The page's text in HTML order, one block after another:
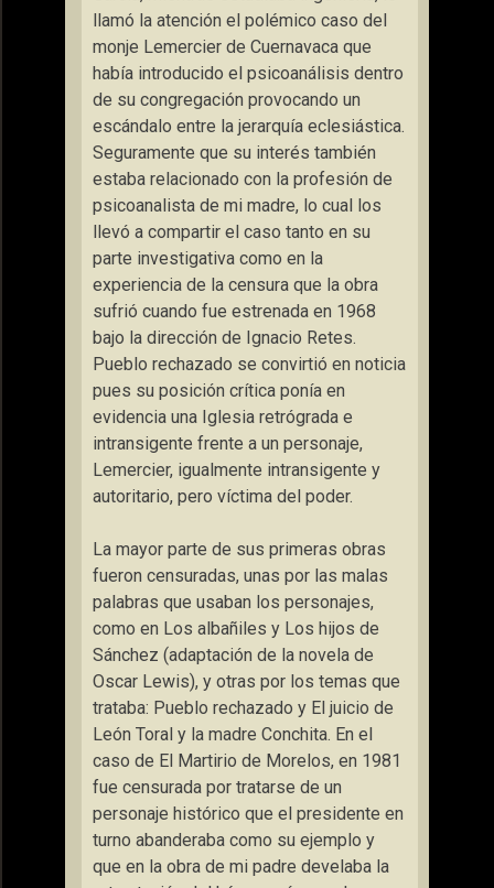
llamó la atención el polémico caso del
monje Lemercier de Cuernavaca que
había introducido el psicoanálisis dentro
de su congregación provocando un
escándalo entre la jerarquía eclesiástica.
Seguramente que su interés también
estaba relacionado con la profesión de
psicoanalista de mi madre, lo cual los
llevó a compartir el caso tanto en su
parte investigativa como en la
experiencia de la censura que la obra
sufrió cuando fue estrenada en 1968
bajo la dirección de Ignacio Retes.
Pueblo rechazado se convirtió en noticia
pues su posición crítica ponía en
evidencia una Iglesia retrógrada e
intransigente frente a un personaje,
Lemercier, igualmente intransigente y
autoritario, pero víctima del poder.
La mayor parte de sus primeras obras
fueron censuradas, unas por las malas
palabras que usaban los personajes,
como en Los albañiles y Los hijos de
Sánchez (adaptación de la novela de
Oscar Lewis), y otras por los temas que
trataba: Pueblo rechazado y El juicio de
León Toral y la madre Conchita. En el
caso de El Martirio de Morelos, en 1981
fue censurada por tratarse de un
personaje histórico que el presidente en
turno abanderaba como su ejemplo y
que en la obra de mi padre develaba la